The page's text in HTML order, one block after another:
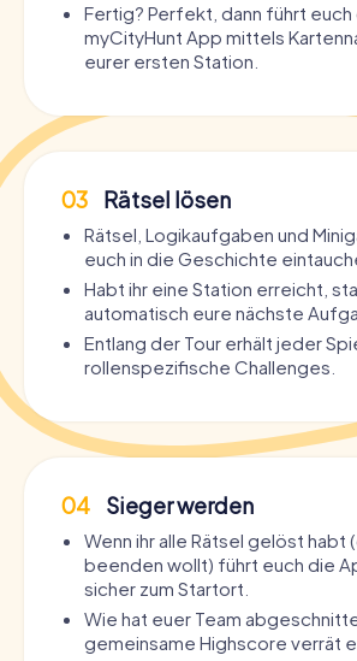
Fertig? Perfekt, dann führt euch
myCityHunt App mittels
eurer ersten Station.
03 Rätsel lösen
Rätsel, Logikaufgaben und
euch in die Geschichte
Habt ihr eine Station erreicht,
automatisch eure nächste
Entlang der Tour erhält jeder
rollenspezifische Challenges.
04 Sieger werden
Wenn ihr alle Rätsel gelöst habt
beenden wollt) führt euch die
sicher zum Startort.
Wie hat euer Team
gemeinsame Highscore verrät